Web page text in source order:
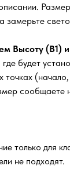
замерьте
Высоту (В1)
будет
точках
сообщаете
только для
не подходят.